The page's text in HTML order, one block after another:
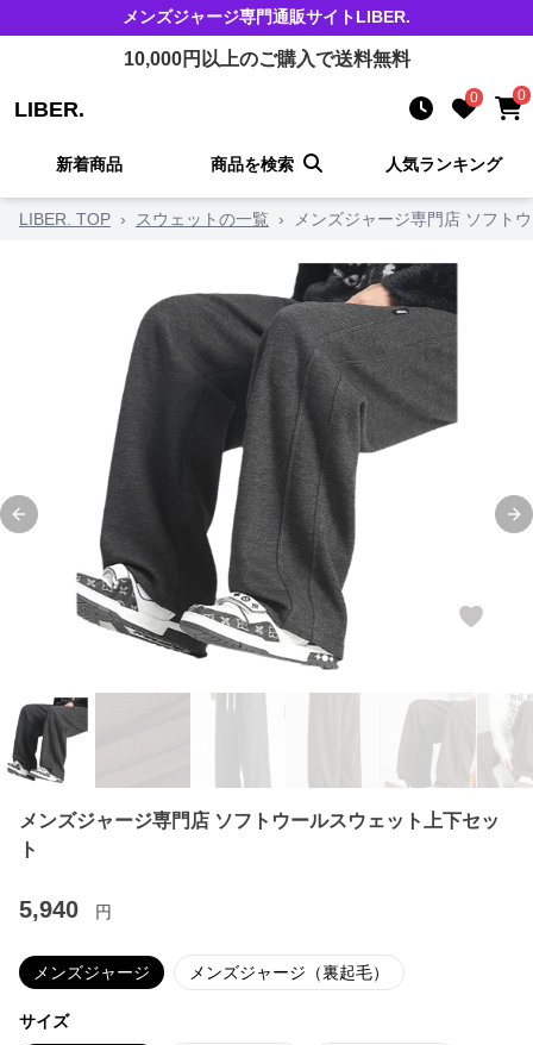
メンズジャージ専門通販サイトLIBER.
10,000円以上のご購入で送料無料
LIBER. 0 0
新着商品 商品を検索 人気ランキング
LIBER. TOP › スウェットの一覧 › メンズジャージ専門店 ソフト
Previous slide
メンズジャージ専門店 ソフトウールスウェット上下セッ
ト
5,940 円
メンズジャージ メンズジャージ（裏起毛）
サイズ